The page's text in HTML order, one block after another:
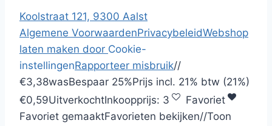
Koolstraat 121, 9300 Aalst
Algemene VoorwaardenPrivacybeleidWebshop
laten maken door Cookie-
instellingenRapporteer misbruik//
€3,38wasBespaar 25%Prijs incl. 21% btw (21%)
€0,59UitverkochtInkoopprijs: 3
Favoriet
Favoriet gemaaktFavorieten bekijken//Toon